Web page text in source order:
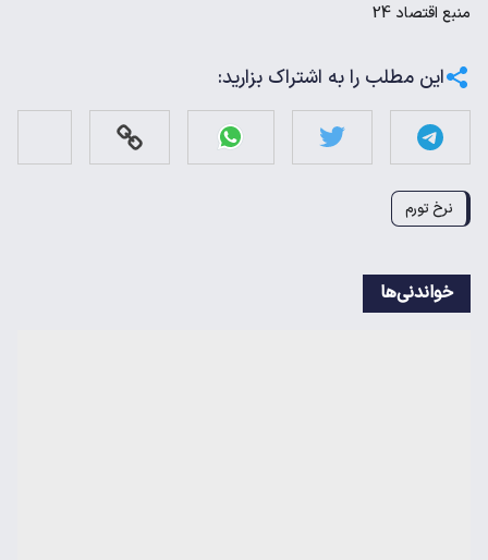
منبع اقتصاد 24
این مطلب را به اشتراک بزارید:
نرخ تورم
خواندنی‌ها